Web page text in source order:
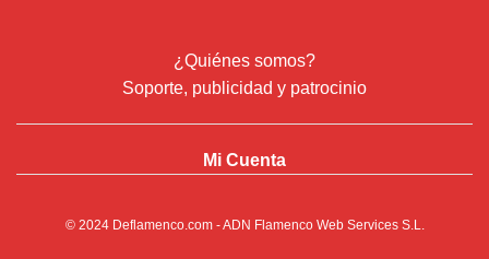
¿Quiénes somos?
Soporte, publicidad y patrocinio
Mi Cuenta
© 2024 Deflamenco.com- ADN Flamenco Web Services S.L.